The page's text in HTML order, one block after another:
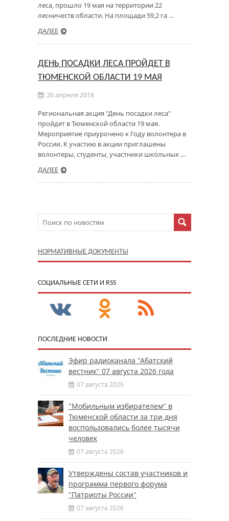
леса, прошло 19 мая на территории 22
лесничеств области. На площади 59,2 га …
ДАЛЕЕ
ДЕНЬ ПОСАДКИ ЛЕСА ПРОЙДЕТ В
ТЮМЕНСКОЙ ОБЛАСТИ 19 МАЯ
26 апреля 2018
Региональная акция "День посадки леса"
пройдет в Тюменской области 19 мая.
Мероприятие приурочено к Году волонтера в
России. К участию в акции приглашены
волонтеры, студенты, участники школьных …
ДАЛЕЕ
НОРМАТИВНЫЕ ДОКУМЕНТЫ
CОЦИАЛЬНЫЕ СЕТИ И RSS
ПОСЛЕДНИЕ НОВОСТИ
Эфир радиоканала "Абатский
вестник" 07 августа 2026 года
07 августа 2026
"Мобильным избирателем" в
Тюменской области за три дня
воспользовались более тысячи
человек
07 августа 2026
Утверждены состав участников и
программа первого форума
"Патриоты России"
07 августа 2026